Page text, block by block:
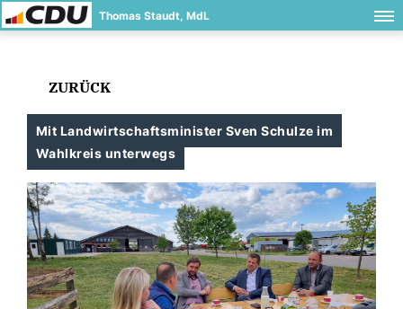
Thomas Staudt, MdL
ZURÜCK
Mit Landwirtschaftsminister Sven Schulze im
Wahlkreis unterwegs